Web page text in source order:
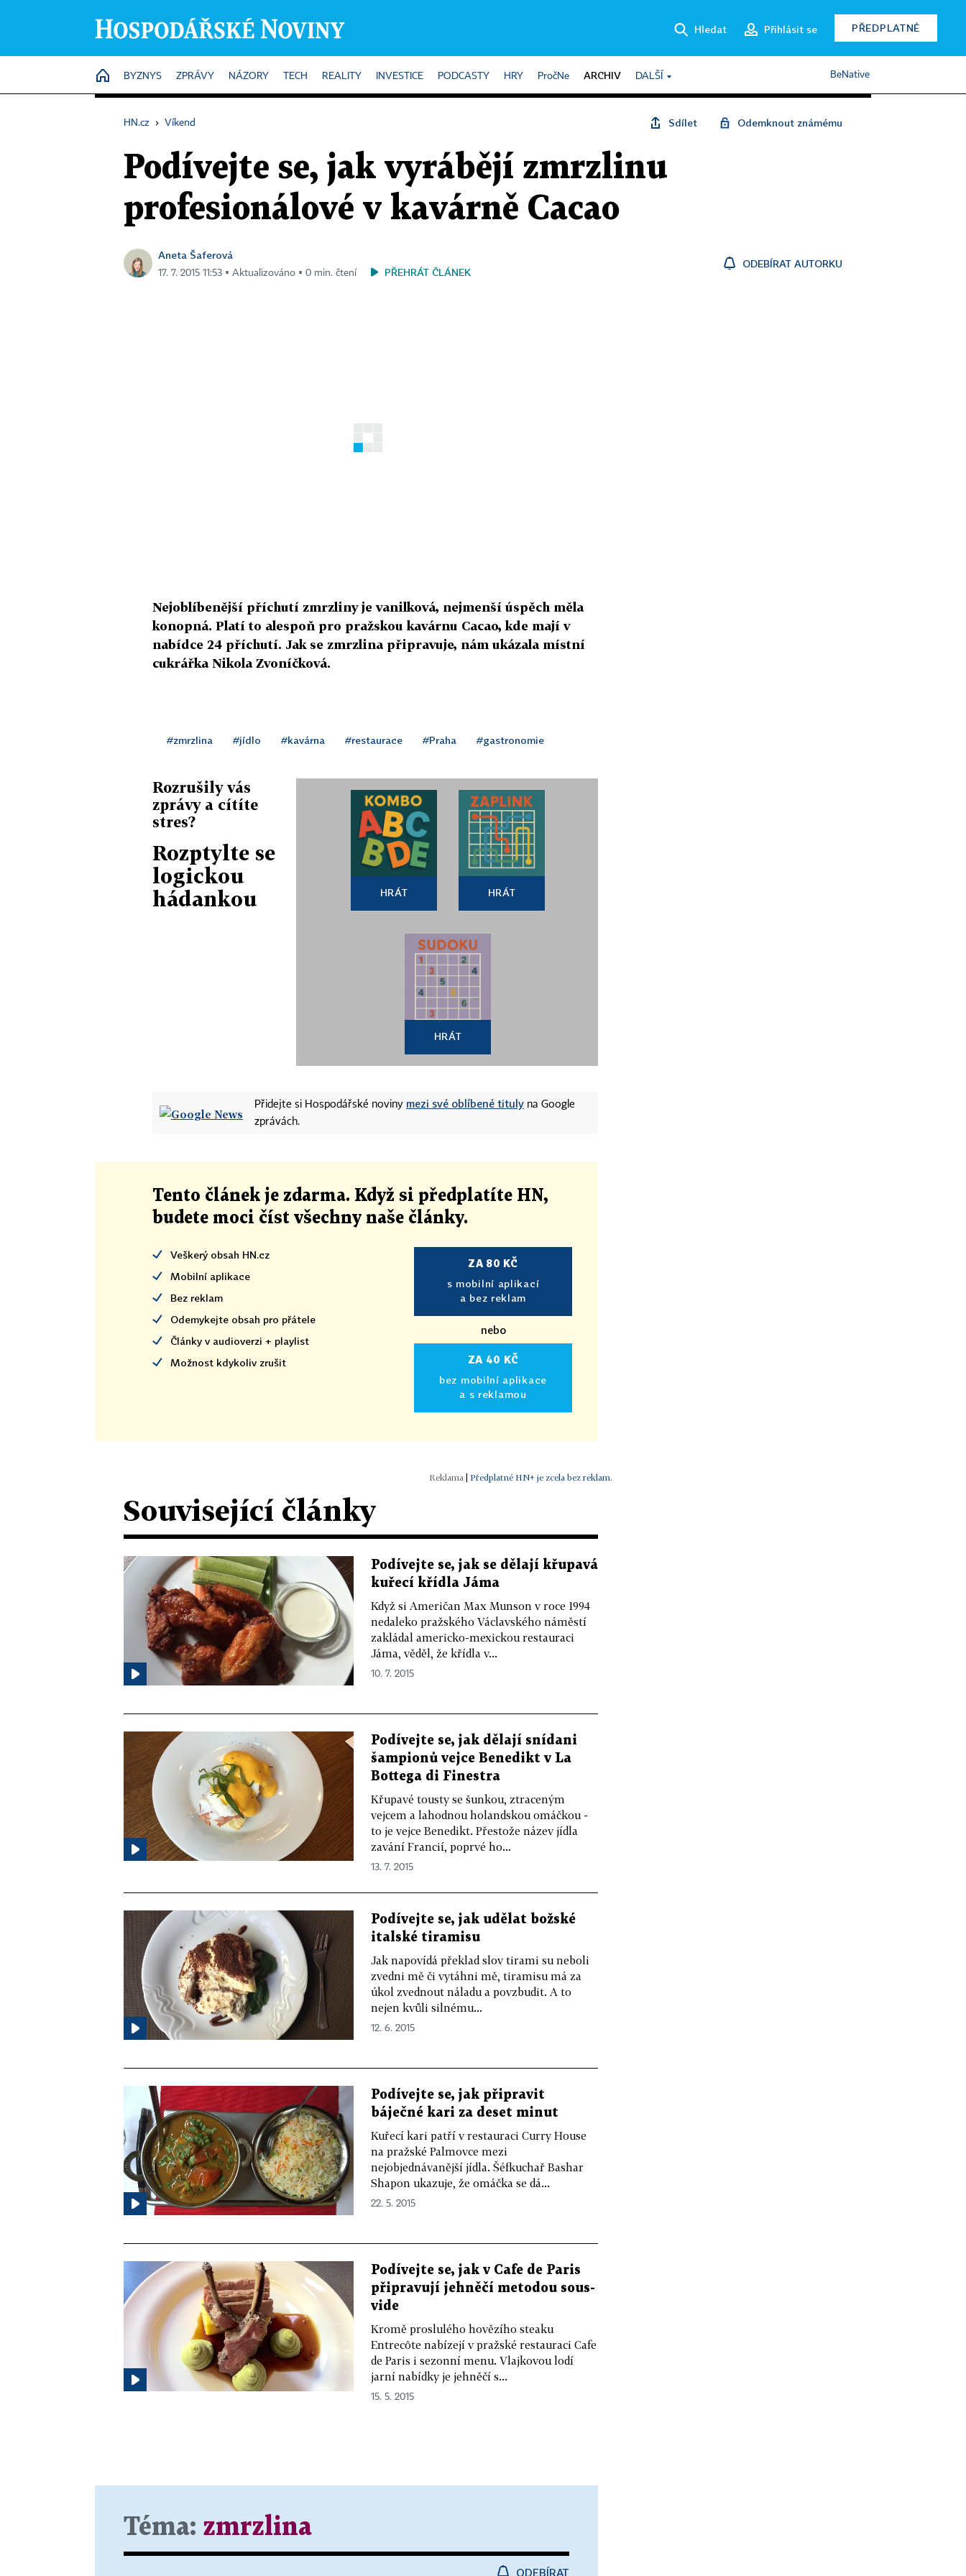
Hledat Přihlásit se PŘEDPLATNÉ
HOME
BYZNYS ZPRÁVY NÁZORY TECH REALITY INVESTICE PODCASTY HRY PročNe ARCHIV DALŠÍ BeNative
HN.cz › Víkend Sdílet Odemknout známému
Podívejte se, jak vyrábějí zmrzlinu
profesionálové v kavárně Cacao
Aneta Šaferová
17. 7. 2015 11:53 ▪ Aktualizováno ▪ 0 min. čtení PŘEHRÁT ČLÁNEK
ODEBÍRAT AUTORKU
Nejoblíbenější příchutí zmrzliny je vanilková, nejmenší úspěch měla
konopná. Platí to alespoň pro pražskou kavárnu Cacao, kde mají v
nabídce 24 příchutí. Jak se zmrzlina připravuje, nám ukázala místní
cukrářka Nikola Zvoníčková.
#zmrzlina #jídlo #kavárna #restaurace #Praha #gastronomie
Rozrušily vás
zprávy a cítíte
stres?
Rozptylte se
logickou
hádankou
HRÁT HRÁT
HRÁT
Přidejte si Hospodářské noviny mezi své oblíbené tituly na Google
zprávách.
Tento článek je zdarma. Když si předplatíte HN,
budete moci číst všechny naše články.
Veškerý obsah HN.cz
Mobilní aplikace
Bez reklam
Odemykejte obsah pro přátele
Články v audioverzi + playlist
Možnost kdykoliv zrušit
ZA 80 KČ
s mobilní aplikací
a bez reklam
nebo
ZA 40 KČ
bez mobilní aplikace
a s reklamou
| Předplatné HN+ je zcela bez reklam.
Související články
Podívejte se, jak se dělají křupavá
kuřecí křídla Jáma
Když si Američan Max Munson v roce 1994
nedaleko pražského Václavského náměstí
zakládal americko-mexickou restauraci
Jáma, věděl, že křídla v...
10. 7. 2015
Podívejte se, jak dělají snídani
šampionů vejce Benedikt v La
Bottega di Finestra
Křupavé tousty se šunkou, ztraceným
vejcem a lahodnou holandskou omáčkou -
to je vejce Benedikt. Přestože název jídla
zavání Francií, poprvé ho...
13. 7. 2015
Podívejte se, jak udělat božské
italské tiramisu
Jak napovídá překlad slov tirami su neboli
zvedni mě či vytáhni mě, tiramisu má za
úkol zvednout náladu a povzbudit. A to
nejen kvůli silnému...
12. 6. 2015
Podívejte se, jak připravit
báječné kari za deset minut
Kuřecí kari patří v restauraci Curry House
na pražské Palmovce mezi
nejobjednávanější jídla. Šéfkuchař Bashar
Shapon ukazuje, že omáčka se dá...
22. 5. 2015
Podívejte se, jak v Cafe de Paris
připravují jehněčí metodou sous-
vide
Kromě proslulého hovězího steaku
Entrecôte nabízejí v pražské restauraci Cafe
de Paris i sezonní menu. Vlajkovou lodí
jarní nabídky je jehněčí s...
15. 5. 2015
Téma: zmrzlina
ODEBÍRAT